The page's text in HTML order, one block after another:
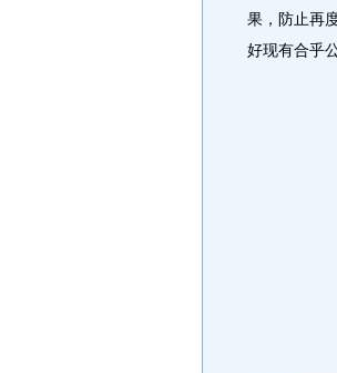
果，防止再
好现有合乎